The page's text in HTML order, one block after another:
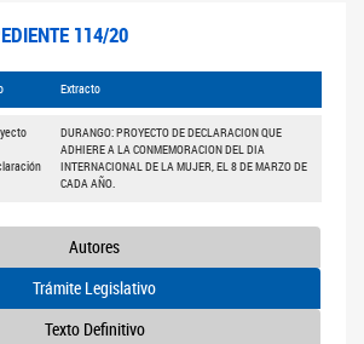
114/20
Extracto
DURANGO: PROYECTO DE DECLARACION QUE
ADHIERE A LA CONMEMORACION DEL DIA
INTERNACIONAL DE LA MUJER, EL 8 DE MARZO DE
CADA AÑO.
Autores
Trámite Legislativo
Texto Definitivo